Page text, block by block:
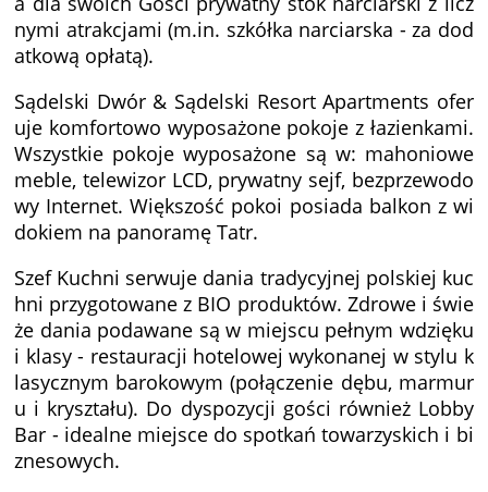
nymi atrakcjami (m.in. szkółka narciarska - za dod
atkową opłatą).
Sądelski Dwór & Sądelski Resort Apartments ofer
uje komfortowo wyposażone pokoje z łazienkami.
Wszystkie pokoje wyposażone są w: mahoniowe
meble, telewizor LCD, prywatny sejf, bezprzewodo
wy Internet. Większość pokoi posiada balkon z wi
dokiem na panoramę Tatr.
Szef Kuchni serwuje dania tradycyjnej polskiej kuc
hni przygotowane z BIO produktów. Zdrowe i świe
że dania podawane są w miejscu pełnym wdzięku
i klasy - restauracji hotelowej wykonanej w stylu k
lasycznym barokowym (połączenie dębu, marmur
u i kryształu). Do dyspozycji gości również Lobby
Bar - idealne miejsce do spotkań towarzyskich i bi
znesowych.